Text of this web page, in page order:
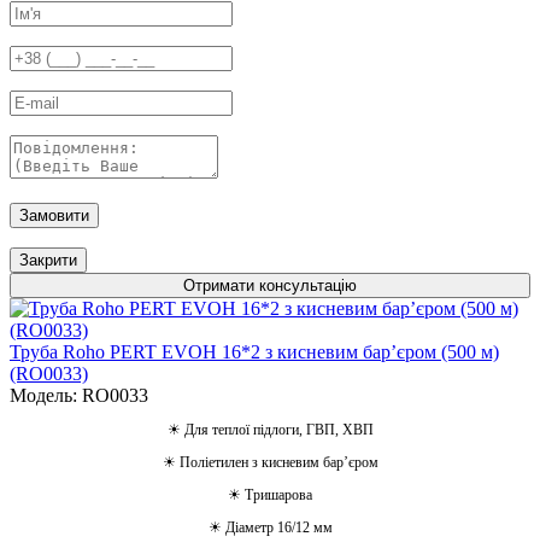
Замовити
Закрити
Отримати консультацію
Труба Roho PERT EVOH 16*2 з кисневим барʼєром (500 м)
(RO0033)
Модель: RO0033
☀ Для теплої підлоги, ГВП, ХВП
☀ Поліетилен з кисневим барʼєром
☀ Тришарова
☀ Діаметр 16/12 мм